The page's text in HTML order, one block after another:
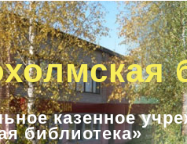
казенное
библиотека»